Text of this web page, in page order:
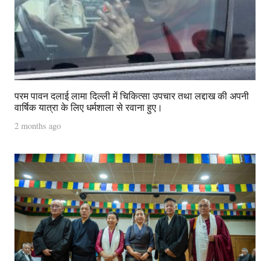
परम पावन दलाई लामा दिल्ली में चिकित्सा उपचार तथा लद्दाख की अपनी
वार्षिक यात्रा के लिए धर्मशाला से रवाना हुए।
2 months ago